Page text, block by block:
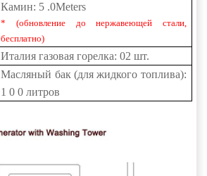
Камин: 5 .0Meters
* (обновление до нержавеющей стали,
бесплатно)
Италия газовая горелка: 02 шт.
Масляный бак (для жидкого топлива):
1 0 0 литров